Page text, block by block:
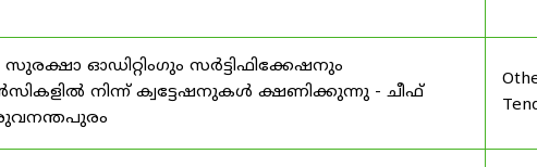
ഓഡിറ്റിംഗും സർട്ടിഫിക്കേഷനും
നിന്ന് ക്വട്ടേഷനുകൾ ക്ഷണിക്കുന്നു - ചീഫ്